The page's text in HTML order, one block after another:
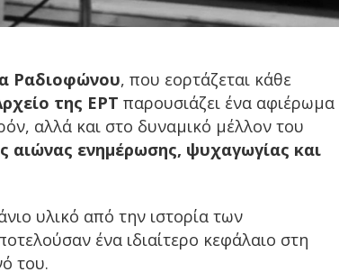
Ραδιοφώνου, που εορτάζεται κάθε
της ΕΡΤ παρουσιάζει ένα αφιέρωμα
αλλά και στο δυναμικό μέλλον του
αιώνας ενημέρωσης, ψυχαγωγίας και
υλικό από την ιστορία των
ένα ιδιαίτερο κεφάλαιο στη
του.